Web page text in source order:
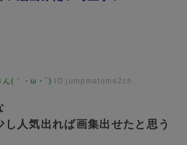
ん(｀・ω・´) ID:jumpmatome2ch
し人気出れば画集出せたと思う